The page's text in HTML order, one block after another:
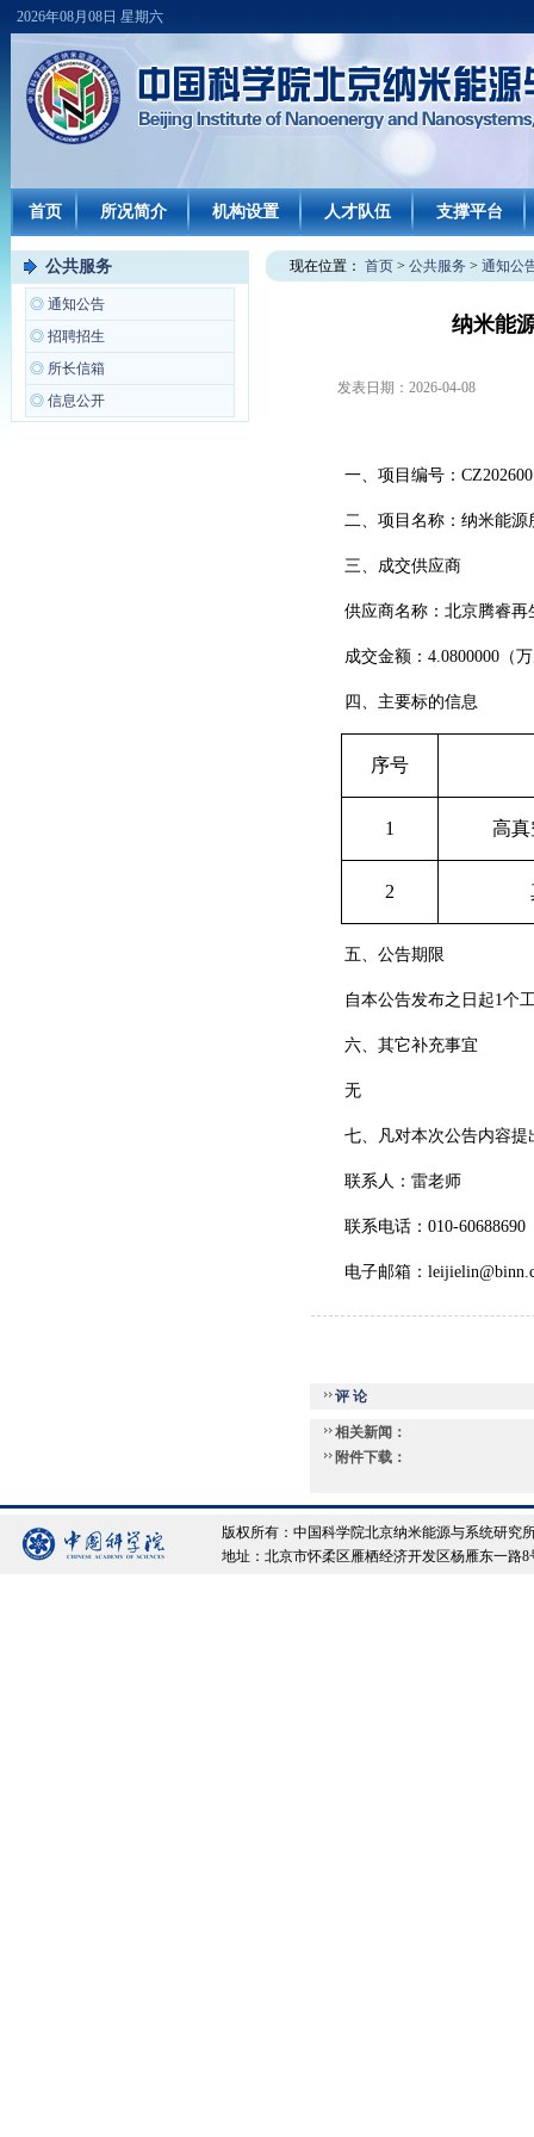
2026年08月08日 星期六
首页 所况简介 机构设置 人才队伍 支撑平台
公共服务
◎ 通知公告
◎ 招聘招生
◎ 所长信箱
◎ 信息公开
现在位置： 首页> 公共服务 > 通知公
纳米能
发表日期： 2026-04-08
一、项目编号：
二、项目名称：纳米能源
三、成交供应商
供应商名称：北京腾睿再
成交金额：4.0800000（
四、主要标的信息
序号
1 高
2
五、公告期限
自本公告发布之日起1个
六、其它补充事宜
无
七、凡对本次公告内容
联系人：雷老师
联系电话：010-60688690
电子邮箱：
评 论
相关新闻：
附件下载：
版权所有：中国科学院北京纳米能源与系统研究
地址：北京市怀柔区雁栖经济开发区杨雁东一路8